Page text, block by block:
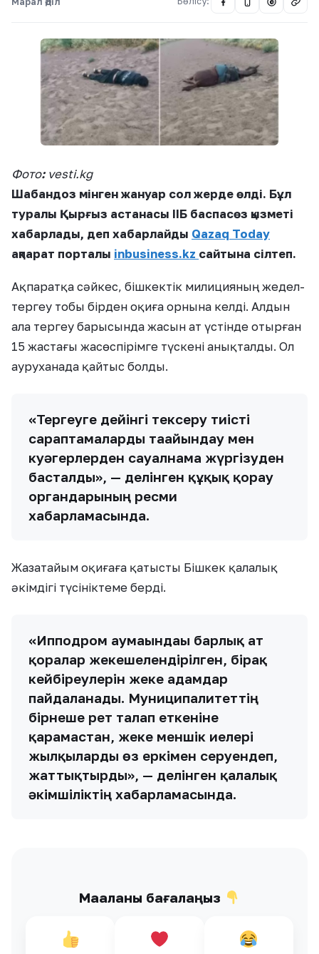
@
Фото: vesti.kg
Шабандоз мінген жануар сол жерде өлді. Бұл
туралы Қырғыз астанасы ІІБ баспасөз қызметі
хабарлады, деп хабарлайды Qazaq Today
ақпарат порталы inbusiness.kz сайтына сілтеп.
Ақпаратқа сәйкес, бішкектік милицияның жедел-
тергеу тобы бірден оқиға орнына келді. Алдын
ала тергеу барысында жасын ат үстінде отырған
15 жастағы жасөспірімге түскені анықталды. Ол
ауруханада қайтыс болды.
«Тергеуге дейінгі тексеру тиісті
сараптамаларды тағайындау мен
куәгерлерден сауалнама жүргізуден
басталды», — делінген құқық қорғау
органдарының ресми
хабарламасында.
Жазатайым оқиғаға қатысты Бішкек қалалық
әкімдігі түсініктеме берді.
«Ипподром аумағындағы барлық ат
қоралар жекешелендірілген, бірақ
кейбіреулерін жеке адамдар
пайдаланады. Муниципалитеттің
бірнеше рет талап еткеніне
қарамастан, жеке меншік иелері
жылқыларды өз еркімен серуендеп,
жаттықтырды», — делінген қалалық
әкімшіліктің хабарламасында.
Мақаланы бағалаңыз